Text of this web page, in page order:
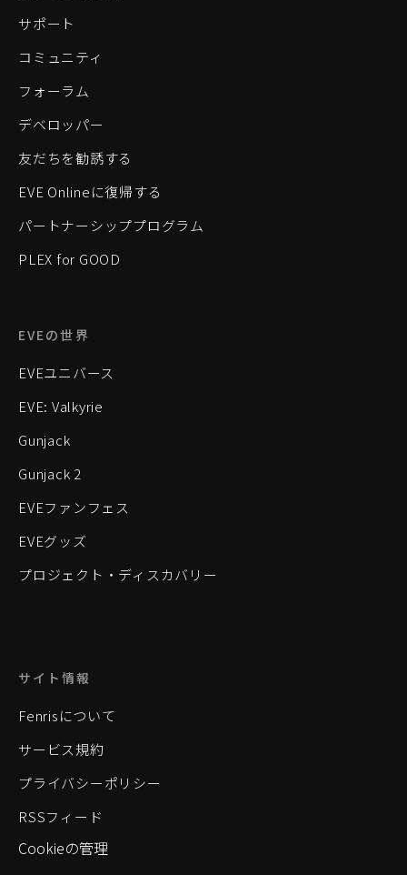
サポート
コミュニティ
フォーラム
デベロッパー
友だちを勧誘する
EVE Onlineに復帰する
パートナーシッププログラム
PLEX for GOOD
EVEの世界
EVEユニバース
EVE: Valkyrie
Gunjack
Gunjack 2
EVEファンフェス
EVEグッズ
プロジェクト・ディスカバリー
サイト情報
Fenrisについて
サービス規約
プライバシーポリシー
RSSフィード
Cookieの管理